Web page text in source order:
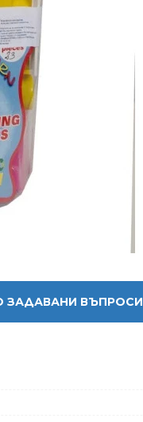
ЗАДАВАНИ ВЪПРОСИ